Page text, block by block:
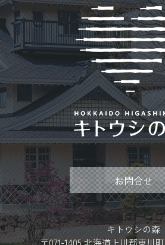
お問合せ
キトウシの森
〒071-1405 北海道上川郡東川